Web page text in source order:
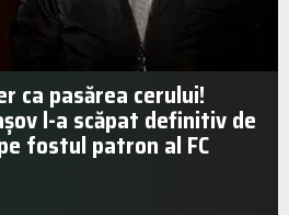
ca pasărea cerului!
l-a scăpat definitiv de
fostul patron al FC